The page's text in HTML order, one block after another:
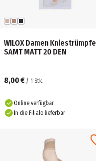
WILOX Damen Kniestrümpfe
SAMT MATT 20 DEN
8,00 € / 1 Stk.
Online verfügbar
In die Filiale lieferbar